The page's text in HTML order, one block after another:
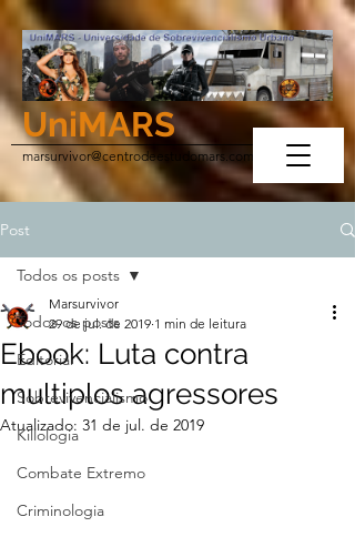
UniMARS
marsurvivor@centrodeestudomars.com
Post
Todos os posts
Editorial
Sobrevivencialismo
Killologia
Combate Extremo
Criminologia
Todos os posts
Ebook: Luta contra
multiplos agressores
Marsurvivor
29 de jul. de 2019 1 min de leitura
Atualizado: 31 de jul. de 2019